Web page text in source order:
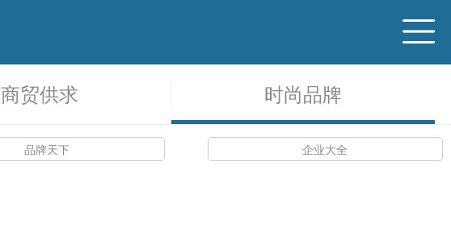
商贸供求 时尚品牌
品牌天下 企业大全